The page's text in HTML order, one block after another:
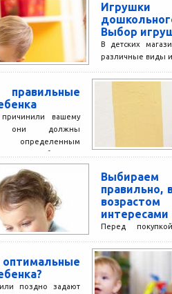
Игрушки
Выбор
В детских
различные виды
игрушки для
вашему
они должны
определенным
необходимо
При этом не...
правильно,
интересами
Перед
предлагаем
информацией для
оптимальные
поздно задают